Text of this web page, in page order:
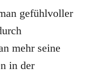
gefühlvoller
mehr seine
in der